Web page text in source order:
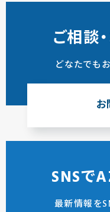
ご相談
どなたでも
SNSで
最新情報を